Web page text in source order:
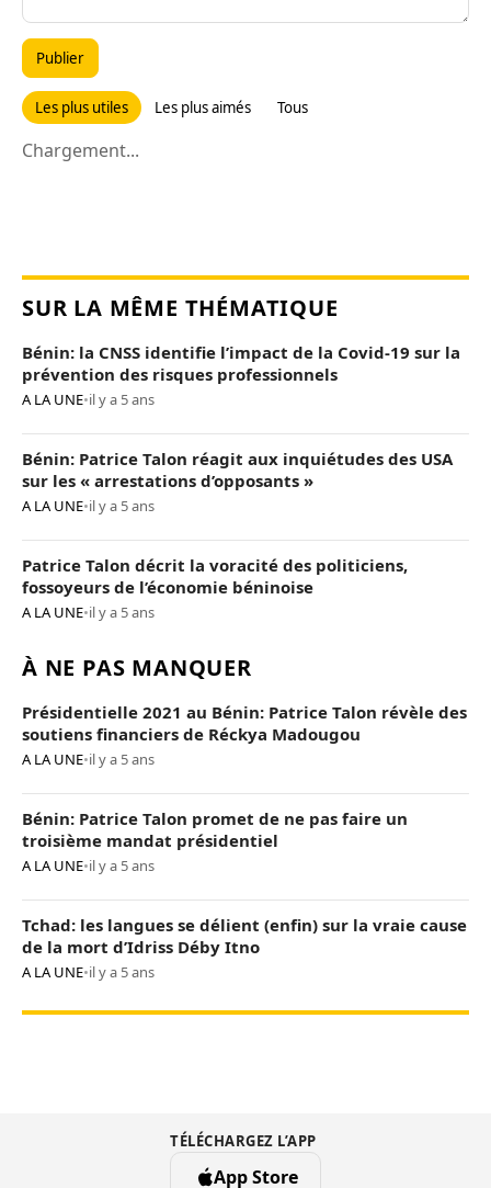
Publier
Les plus utiles Les plus aimés Tous
Chargement...
SUR LA MÊME THÉMATIQUE
Bénin: la CNSS identifie l’impact de la Covid-19 sur la
prévention des risques professionnels
A LA UNE•il y a 5 ans
Bénin: Patrice Talon réagit aux inquiétudes des USA
sur les « arrestations d’opposants »
A LA UNE•il y a 5 ans
Patrice Talon décrit la voracité des politiciens,
fossoyeurs de l’économie béninoise
A LA UNE•il y a 5 ans
À NE PAS MANQUER
Présidentielle 2021 au Bénin: Patrice Talon révèle des
soutiens financiers de Réckya Madougou
A LA UNE•il y a 5 ans
Bénin: Patrice Talon promet de ne pas faire un
troisième mandat présidentiel
A LA UNE•il y a 5 ans
Tchad: les langues se délient (enfin) sur la vraie cause
de la mort d’Idriss Déby Itno
A LA UNE•il y a 5 ans
TÉLÉCHARGEZ L’APP
App Store